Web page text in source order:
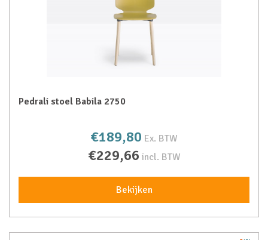
Pedrali stoel Babila 2750
€189,80 Ex. BTW
€229,66 incl. BTW
Bekijken